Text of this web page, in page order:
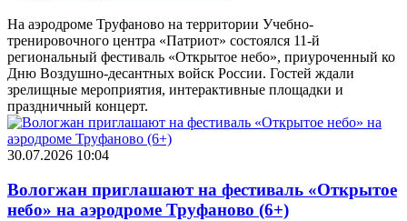
На аэродроме Труфаново на территории Учебно-
тренировочного центра «Патриот» состоялся 11-й
региональный фестиваль «Открытое небо», приуроченный ко
Дню Воздушно-десантных войск России. Гостей ждали
зрелищные мероприятия, интерактивные площадки и
праздничный концерт.
30.07.2026 10:04
Вологжан приглашают на фестиваль «Открытое
небо» на аэродроме Труфаново (6+)